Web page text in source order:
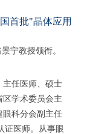
首批"晶体应用
宁教授领衔。
主任医师、硕士
学术委员会主
眼科分会副主任
证医师。从事眼